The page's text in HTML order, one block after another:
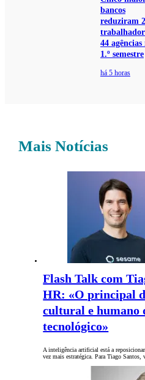
bancos
reduziram
44 agências
1.º semestre
há 5 horas
Mais Notícias
Flash Talk com
HR: «O principal
cultural e humano
tecnológico»
A inteligência artificial está a
vez mais estratégica. Para Tiago Santos,